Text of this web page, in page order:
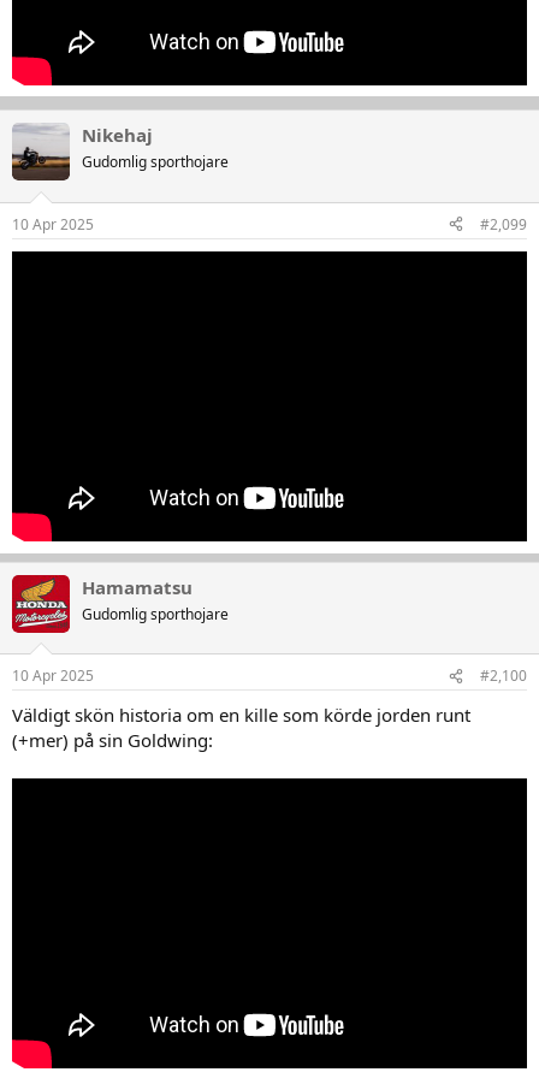
Nikehaj
Gudomlig sporthojare
10 Apr 2025 #2,099
Hamamatsu
Gudomlig sporthojare
10 Apr 2025 #2,100
Väldigt skön historia om en kille som körde jorden runt
(+mer) på sin Goldwing: